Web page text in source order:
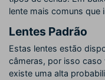
lente mais comuns que
Lentes Padrão
Estas lentes estão
câmeras, por isso caso
existe uma alta